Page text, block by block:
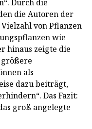
Durch die
die Autoren der
von Pflanzen
wie
hinaus zeigte die
größere
als
dazu beiträgt,
Das Fazit:
groß angelegte